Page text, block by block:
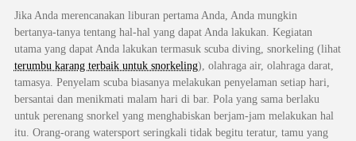
Jika Anda merencanakan liburan pertama Anda, Anda mungkin
bertanya-tanya tentang hal-hal yang dapat Anda lakukan. Kegiatan
utama yang dapat Anda lakukan termasuk scuba diving, snorkeling (lihat
terumbu karang terbaik untuk snorkeling), olahraga air, olahraga darat,
tamasya. Penyelam scuba biasanya melakukan penyelaman setiap hari,
bersantai dan menikmati malam hari di bar. Pola yang sama berlaku
untuk perenang snorkel yang menghabiskan berjam-jam melakukan hal
itu. Orang-orang watersport seringkali tidak begitu teratur, tamu yang